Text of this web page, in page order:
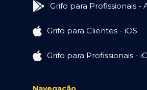
Grifo para Profissionais -
Grifo para Clientes - iOS
Grifo para Profissionais -